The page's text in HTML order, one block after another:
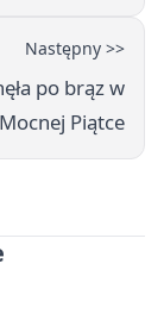
Następny >>
po brąz w
Piątce